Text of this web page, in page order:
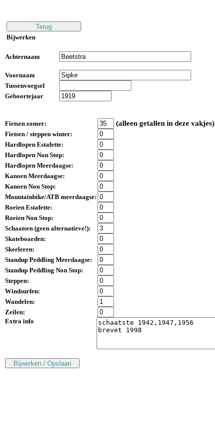
Bijwerken
Achternaam
Voornaam
Tussenvoegsel
Geboortejaar
Fietsen zomer: (alleen getallen in deze vakjes)
Fietsen / steppen winter:
Hardlopen Estafette:
Hardlopen Non Stop:
Hardlopen Meerdaagse:
Kanoen Meerdaagse:
Kanoen Non Stop:
Mountainbike/ATB meerdaagse:
Roeien Estafette:
Roeien Non Stop:
Schaatsen (geen alternatieve!):
Skateboarden:
Skeeleren:
Standup Peddling Meerdaagse:
Standup Peddling Non Stop:
Steppen:
Windsurfen:
Wandelen:
Zeilen:
Extra info